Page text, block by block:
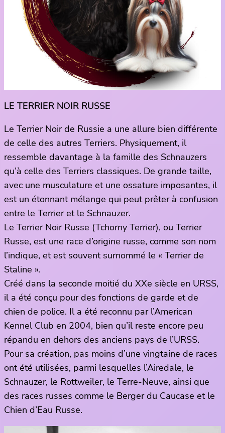
LE TERRIER NOIR RUSSE
Le Terrier Noir de Russie a une allure bien différente
de celle des autres Terriers. Physiquement, il
ressemble davantage à la famille des Schnauzers
qu’à celle des Terriers classiques. De grande taille,
avec une musculature et une ossature imposantes, il
est un étonnant mélange qui peut prêter à confusion
entre le Terrier et le Schnauzer.
Le Terrier Noir Russe (Tchorny Terrier), ou Terrier
Russe, est une race d’origine russe, comme son nom
l’indique, et est souvent surnommé le « Terrier de
Staline ».
Créé dans la seconde moitié du XXe siècle en URSS,
il a été conçu pour des fonctions de garde et de
chien de police. Il a été reconnu par l’American
Kennel Club en 2004, bien qu’il reste encore peu
répandu en dehors des anciens pays de l’URSS.
Pour sa création, pas moins d’une vingtaine de races
ont été utilisées, parmi lesquelles l’Airedale, le
Schnauzer, le Rottweiler, le Terre-Neuve, ainsi que
des races russes comme le Berger du Caucase et le
Chien d’Eau Russe.